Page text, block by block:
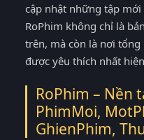
cập nhật những tập
RoPhim không chỉ là
trên, mà còn là nơi
được yêu thích nhất
RoPhim – Nền
PhimMoi,
GhienPhim,